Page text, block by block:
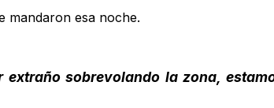
mandaron esa noche.
extraño sobrevolando la zona,